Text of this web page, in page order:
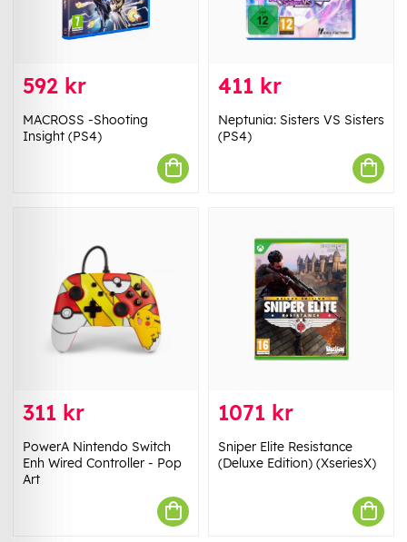
592 kr
MACROSS -Shooting
Insight (PS4)
411 kr
Neptunia: Sisters VS Sisters
(PS4)
311 kr
PowerA Nintendo Switch
Enh Wired Controller - Pop
Art
1071 kr
Sniper Elite Resistance
(Deluxe Edition) (XseriesX)